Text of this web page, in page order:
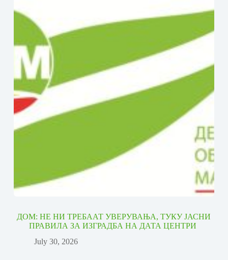
ДОМ: НЕ НИ ТРЕБААТ УВЕРУВАЊА, ТУКУ ЈАСНИ
ПРАВИЛА ЗА ИЗГРАДБА НА ДАТА ЦЕНТРИ
July 30, 2026